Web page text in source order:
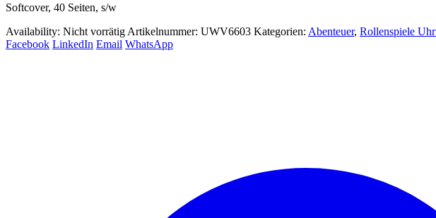
Softcover, 40 Seiten, s/w
Availability: Nicht vorrätig Artikelnummer: UWV6603 Kategorien: Abenteuer, Rollenspiele
Facebook LinkedIn Email WhatsApp